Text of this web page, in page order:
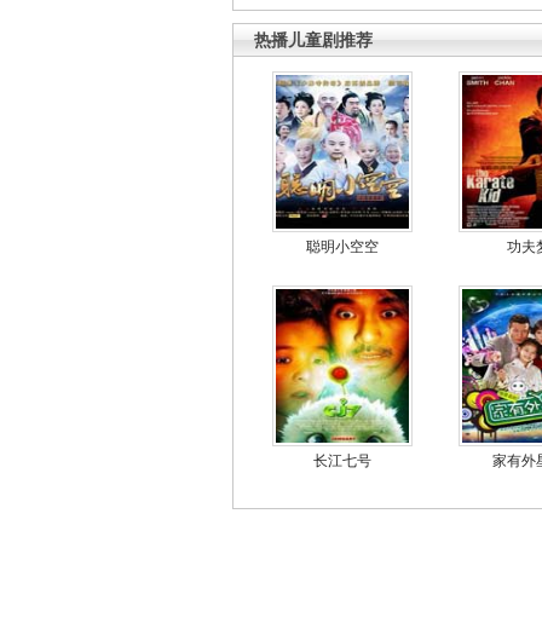
热播儿童剧推荐
聪明小空空 功夫
长江七号 家有外